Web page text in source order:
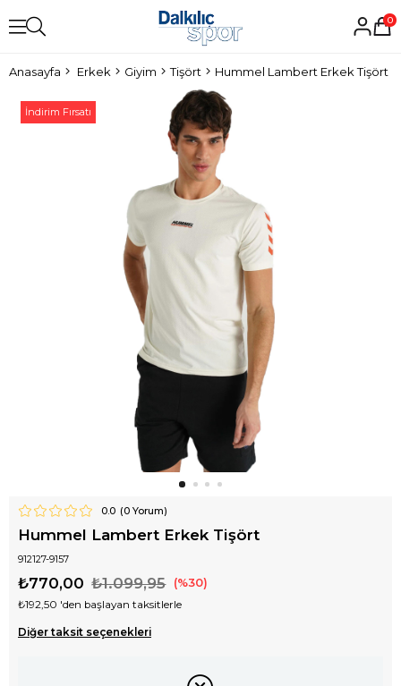
0
Anasayfa Erkek Giyim Tişört Hummel Lambert Erkek Tişört
İndirim Fırsatı
0.0 (0Yorum)
Hummel Lambert Erkek Tişört
912127-9157
₺1.099,95
₺770,00 30
₺192,50 'den başlayan taksitlerle
Diğer taksit seçenekleri